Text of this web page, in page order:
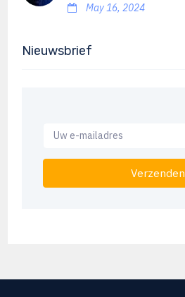
May 16, 2024
Nieuwsbrief
Verzenden